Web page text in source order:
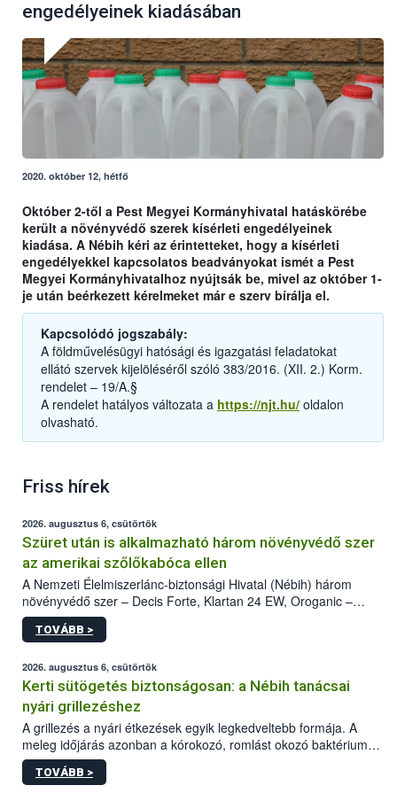
engedélyeinek kiadásában
2020. október 12, hétfő
Október 2-től a Pest Megyei Kormányhivatal hatáskörébe
került a növényvédő szerek kísérleti engedélyeinek
kiadása. A Nébih kéri az érintetteket, hogy a kísérleti
engedélyekkel kapcsolatos beadványokat ismét a Pest
Megyei Kormányhivatalhoz nyújtsák be, mivel az október 1-
je után beérkezett kérelmeket már e szerv bírálja el.
Kapcsolódó jogszabály:
A földművelésügyi hatósági és igazgatási feladatokat
ellátó szervek kijelöléséről szóló 383/2016. (XII. 2.) Korm.
rendelet – 19/A.§
A rendelet hatályos változata a https://njt.hu/ oldalon
olvasható.
Friss hírek
2026. augusztus 6, csütörtök
Szüret után is alkalmazható három növényvédő szer
az amerikai szőlőkabóca ellen
A Nemzeti Élelmiszerlánc-biztonsági Hivatal (Nébih) három
növényvédő szer – Decis Forte, Klartan 24 EW, Oroganic –
engedélyokiratát módosította, így azok a szüretet követően,
egészen a vesszőérettség (BBCH 91) stádiumáig
érésű szőlőkben is legyen lehetőség a károsító elleni további
védekezésre. Az Oroganic készítmény kis kiszerelésben kiskerti
felhasználók számára is elérhető és ökológiai termesztésben is
engedélyezett.
TOVÁBB >
2026. augusztus 6, csütörtök
Kerti sütögetés biztonságosan: a Nébih tanácsai
nyári grillezéshez
A grillezés a nyári étkezések egyik legkedveltebb formája. A
meleg időjárás azonban a kórokozó, romlást okozó baktériumok
gyorsabb szaporodásának is kedvez. A szabadtéri sütögetés
ezért nem csupán a megfelelő sütési technikáról szól: legalább
TOVÁBB >